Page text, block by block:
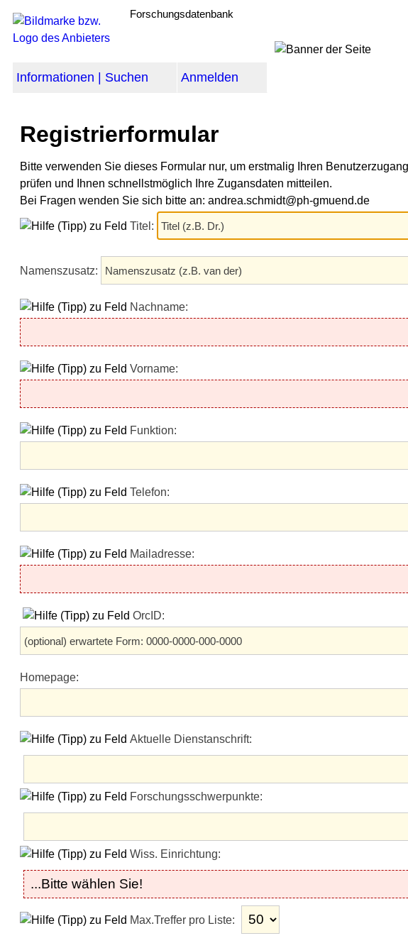
Forschungsdatenbank
Informationen | Suchen Anmelden
Registrierformular
Bitte verwenden Sie dieses Formular nur, um erstmalig Ihren
prüfen und Ihnen schnellstmöglich Ihre Zugansdaten mitteilen.
Bei Fragen wenden Sie sich bitte an: andrea.schmidt@ph-gmuend.de
Titel:
Namenszusatz:
Nachname:
Vorname:
Funktion:
Telefon:
Mailadresse:
OrcID:
Homepage:
Aktuelle Dienstanschrift:
Forschungsschwerpunkte:
Wiss. Einrichtung:
Max.Treffer pro Liste: